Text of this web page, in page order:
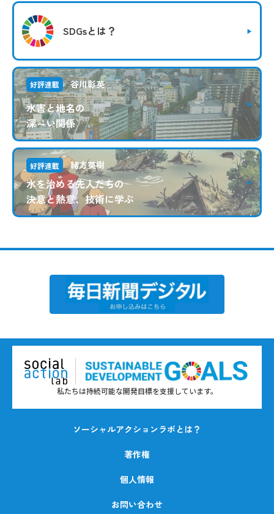
SDGsとは？
好評連載 谷川彰英
水害と地名の
深～い関係
好評連載 緒方英樹
水を治める先人たちの
決意と熱意、技術に学ぶ
私たちは持続可能な開発目標を支援しています。
ソーシャルアクションラボとは？
著作権
個人情報
お問い合わせ